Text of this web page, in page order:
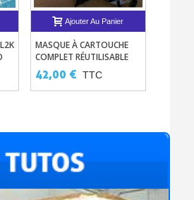
Ajouter Au Panier
MASQUE À CARTOUCHE
COMPLET RÉUTILISABLE
42,00 € TTC